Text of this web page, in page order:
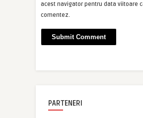
acest navigator pentru data viitoare
comentez.
PARTENERI